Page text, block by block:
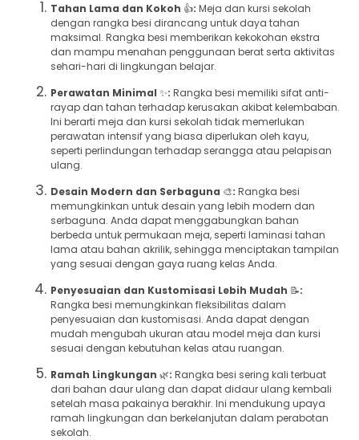
Tahan Lama dan Kokoh 👍: Meja dan kursi sekolah
dengan rangka besi dirancang untuk daya tahan
maksimal. Rangka besi memberikan kekokohan ekstra
dan mampu menahan penggunaan berat serta aktivitas
sehari-hari di lingkungan belajar.
Perawatan Minimal ✨: Rangka besi memiliki sifat anti-
rayap dan tahan terhadap kerusakan akibat kelembaban.
Ini berarti meja dan kursi sekolah tidak memerlukan
perawatan intensif yang biasa diperlukan oleh kayu,
seperti perlindungan terhadap serangga atau pelapisan
ulang.
Desain Modern dan Serbaguna 🎨: Rangka besi
memungkinkan untuk desain yang lebih modern dan
serbaguna. Anda dapat menggabungkan bahan
berbeda untuk permukaan meja, seperti laminasi tahan
lama atau bahan akrilik, sehingga menciptakan tampilan
yang sesuai dengan gaya ruang kelas Anda.
Penyesuaian dan Kustomisasi Lebih Mudah 📝:
Rangka besi memungkinkan fleksibilitas dalam
penyesuaian dan kustomisasi. Anda dapat dengan
mudah mengubah ukuran atau model meja dan kursi
sesuai dengan kebutuhan kelas atau ruangan.
Ramah Lingkungan 🌿: Rangka besi sering kali terbuat
dari bahan daur ulang dan dapat didaur ulang kembali
setelah masa pakainya berakhir. Ini mendukung upaya
ramah lingkungan dan berkelanjutan dalam perabotan
sekolah.